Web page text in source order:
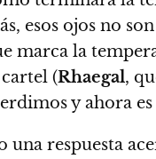
esos ojos no
marca la
(Rhaegal,
y ahora
respuesta